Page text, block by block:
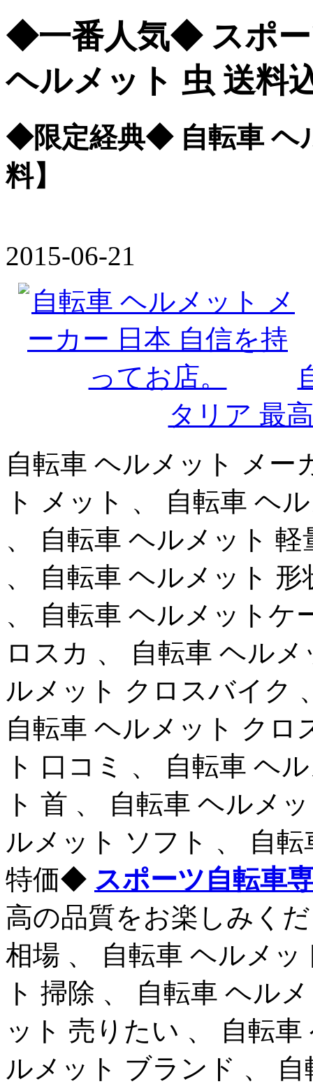
◆一番人気◆ スポー
ヘルメット 虫 送料
◆限定経典◆ 自転車 ヘ
料】
2015-06-21
タリア 最
自転車 ヘルメット メー
ト メット 、 自転車 ヘ
、 自転車 ヘルメット
、 自転車 ヘルメット
、 自転車 ヘルメットケ
ロスカ 、 自転車 ヘル
ルメット クロスバイク
自転車 ヘルメット クロ
ト 口コミ 、 自転車 ヘ
ト 首 、 自転車 ヘルメ
ルメット ソフト 、 自
特価◆ スポーツ自転車
高の品質をお楽しみく
相場 、 自転車 ヘルメ
ト 掃除 、 自転車 ヘル
ット 売りたい 、 自転
ルメット ブランド 、